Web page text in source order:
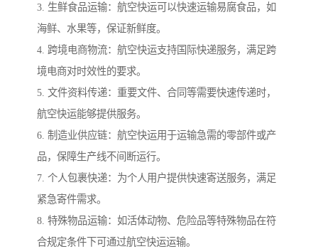
3. 生鲜食品运输：航空快运可以快速运输易腐食品，如
海鲜、水果等，保证新鲜度。
4. 跨境电商物流：航空快运支持国际快递服务，满足跨
境电商对时效性的要求。
5. 文件资料传递：重要文件、合同等需要快速传递时，
航空快运能够提供服务。
6. 制造业供应链：航空快运用于运输急需的零部件或产
品，保障生产线不间断运行。
7. 个人包裹快递：为个人用户提供快速寄送服务，满足
紧急寄件需求。
8. 特殊物品运输：如活体动物、危险品等特殊物品在符
合规定条件下可通过航空快运运输。